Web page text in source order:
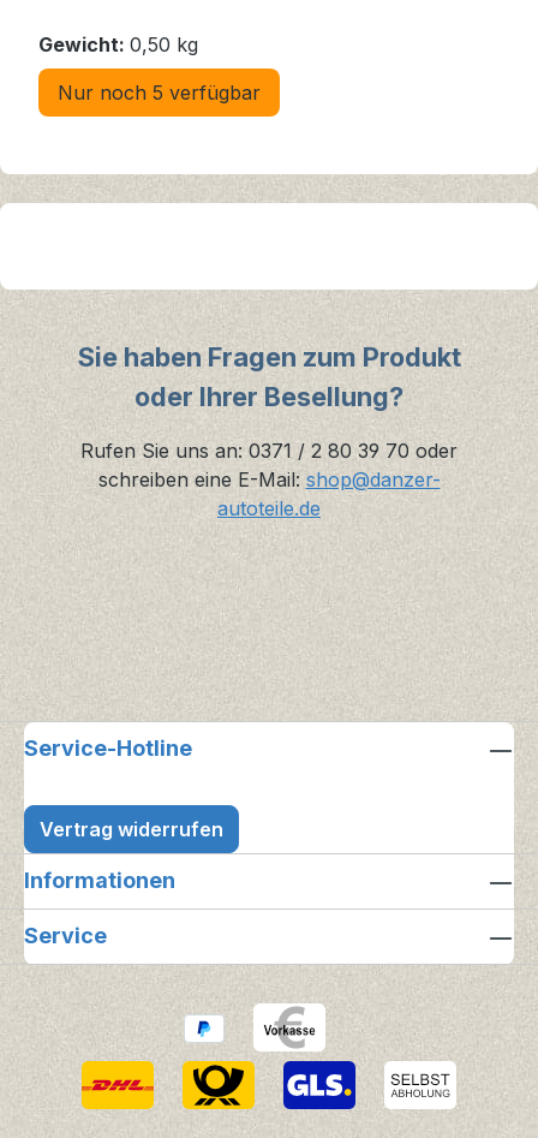
Gewicht: 0,50 kg
Nur noch 5 verfügbar
Sie haben Fragen zum Produkt
oder Ihrer Besellung?
Rufen Sie uns an: 0371 / 2 80 39 70 oder
schreiben eine E-Mail: shop@danzer-
autoteile.de
Service-Hotline
Vertrag widerrufen
Informationen
Service